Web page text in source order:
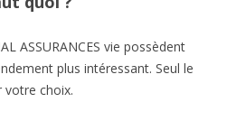
ASSURANCES vie possèdent
plus intéressant. Seul le
votre choix.